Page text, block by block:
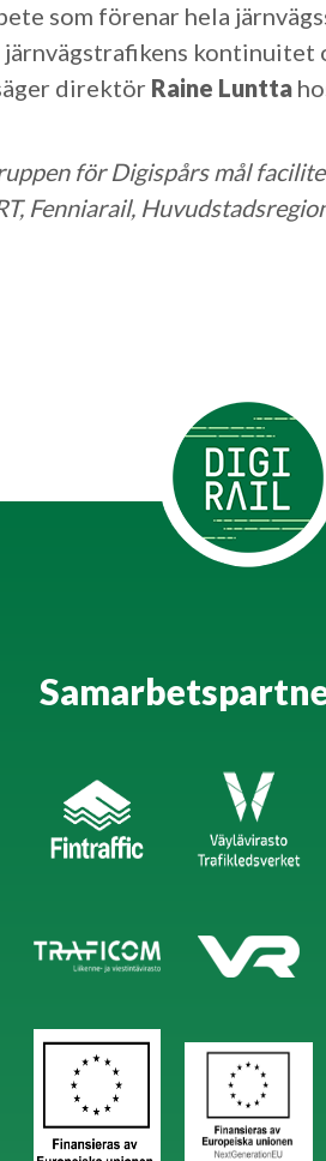
som förenar hela
direktör Raine Luntta
för Digispårs mål
Fenniarail,